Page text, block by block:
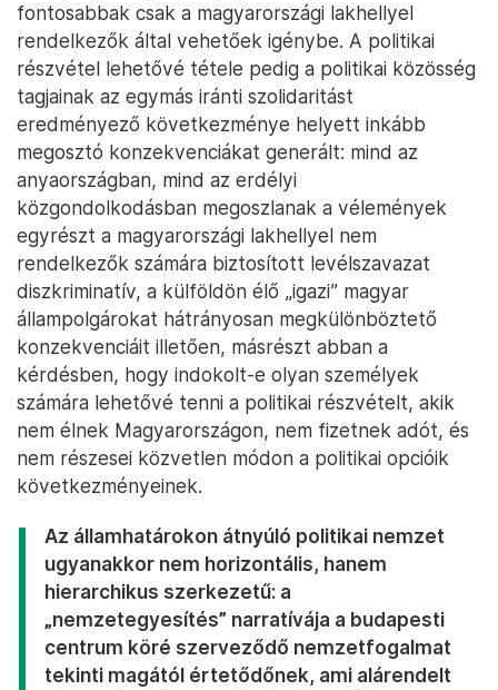
fontosabbak csak a magyarországi lakhellyel
rendelkezők által vehetőek igénybe. A politikai
részvétel lehetővé tétele pedig a politikai közösség
tagjainak az egymás iránti szolidaritást
eredményező következménye helyett inkább
megosztó konzekvenciákat generált: mind az
anyaországban, mind az erdélyi
közgondolkodásban megoszlanak a vélemények
egyrészt a magyarországi lakhellyel nem
rendelkezők számára biztosított levélszavazat
diszkriminatív, a külföldön élő „igazi” magyar
állampolgárokat hátrányosan megkülönböztető
konzekvenciáit illetően, másrészt abban a
kérdésben, hogy indokolt-e olyan személyek
számára lehetővé tenni a politikai részvételt, akik
nem élnek Magyarországon, nem fizetnek adót, és
nem részesei közvetlen módon a politikai opcióik
következményeinek.
Az államhatárokon átnyúló politikai nemzet
ugyanakkor nem horizontális, hanem
hierarchikus szerkezetű: a
„nemzetegyesítés” narratívája a budapesti
centrum köré szerveződő nemzetfogalmat
tekinti magától értetődőnek, ami alárendelt